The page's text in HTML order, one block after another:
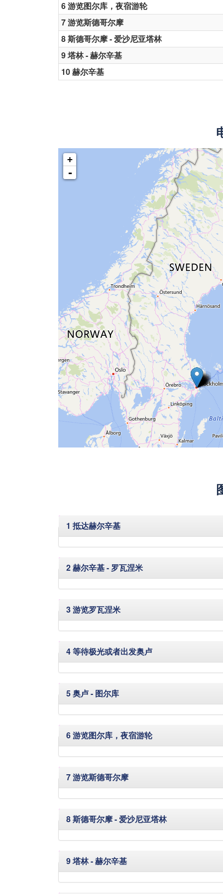
6 游览图尔库，夜宿游轮
7 游览斯德哥尔摩
8 斯德哥尔摩 - 爱沙尼亚塔林
9 塔林 - 赫尔辛基
10 赫尔辛基
+
-
隐藏
1 抵达赫尔辛基
隐藏
2 赫尔辛基 - 罗瓦涅米
隐藏
3 游览罗瓦涅米
隐藏
4 等待极光或者出发奥卢
隐藏
5 奥卢 - 图尔库
隐藏
6 游览图尔库，夜宿游轮
隐藏
7 游览斯德哥尔摩
隐藏
8 斯德哥尔摩 - 爱沙尼亚塔林
隐藏
9 塔林 - 赫尔辛基